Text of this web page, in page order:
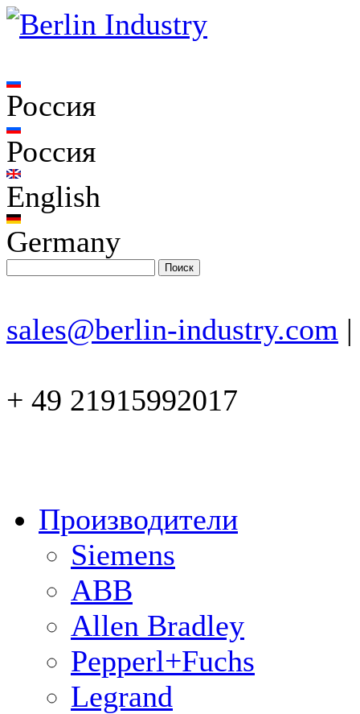
Россия
Россия
English
Germany
sales@berlin-industry.com |
+ 49 21915992017
Производители
Siemens
ABB
Allen Bradley
Pepperl+Fuchs
Legrand